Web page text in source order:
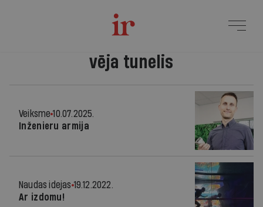
vēja tunelis
Veiksme 10.07.2025.
Inženieru armija
Naudas idejas 19.12.2022.
Ar izdomu!